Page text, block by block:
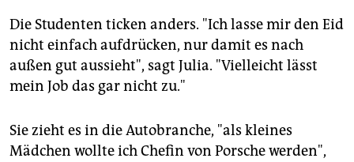
Die Studenten ticken anders. "Ich lasse mir den Eid
nicht einfach aufdrücken, nur damit es nach
außen gut aussieht", sagt Julia. "Vielleicht lässt
mein Job das gar nicht zu."
Sie zieht es in die Autobranche, "als kleines
Mädchen wollte ich Chefin von Porsche werden",